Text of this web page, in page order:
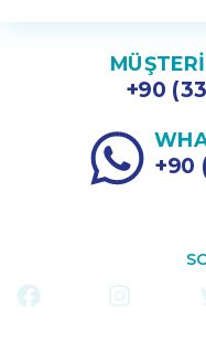
+90
+90